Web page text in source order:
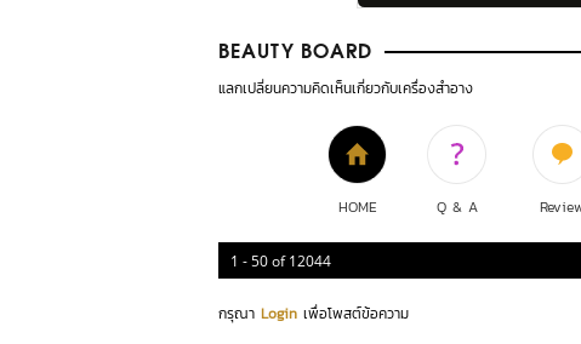
BEAUTY BOARD
แลกเปลี่ยนความคิดเห็นเกี่ยวกับเครื่องสำอาง
HOME Q & A
1 - 50of12044
กรุณา Login เพื่อโพสต์ข้อความ